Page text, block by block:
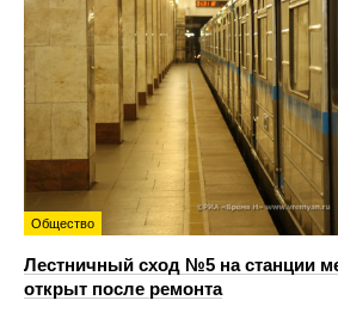
Общество
Лестничный сход №5 на станции
открыт после ремонта